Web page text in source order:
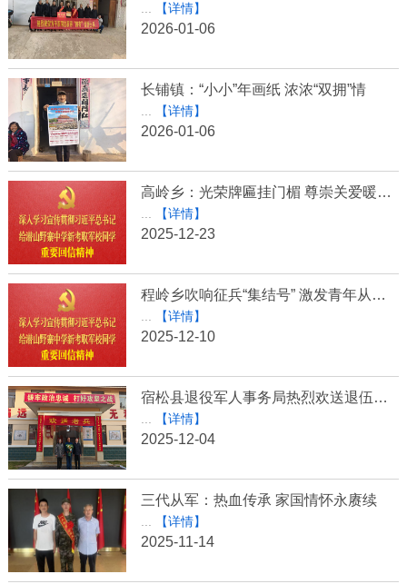
【详情】
2026-01-06
长铺镇：“小小”年画纸 浓浓“双拥”情
【详情】
2026-01-06
高岭乡：光荣牌匾挂门楣 尊崇关爱暖军心
【详情】
2025-12-23
程岭乡吹响征兵“集结号” 激发青年从军报国志
【详情】
2025-12-10
宿松县退役军人事务局热烈欢送退伍老兵
【详情】
2025-12-04
三代从军：热血传承 家国情怀永赓续
【详情】
2025-11-14